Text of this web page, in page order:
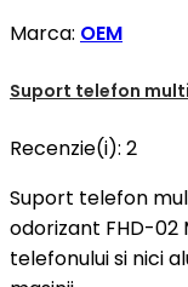
Marca: OEM
Suport telefon
Recenzie(i): 2
Suport telefon
odorizant FHD-
telefonului si nici